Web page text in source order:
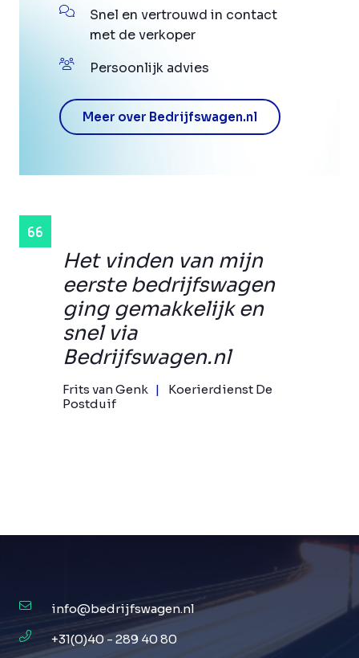
Het vinden van mijn
eerste bedrijfswagen
ging gemakkelijk en
snel via
Bedrijfswagen.nl
Frits van Genk
Koerierdienst De
Postduif
Snel en vertrouwd in contact
met de verkoper
Persoonlijk advies
Meer over Bedrijfswagen.nl
info@bedrijfswagen.nl
+31(0)40 - 289 40 80